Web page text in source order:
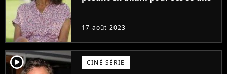
17 août 2023
player2 CINÉ SÉRIE